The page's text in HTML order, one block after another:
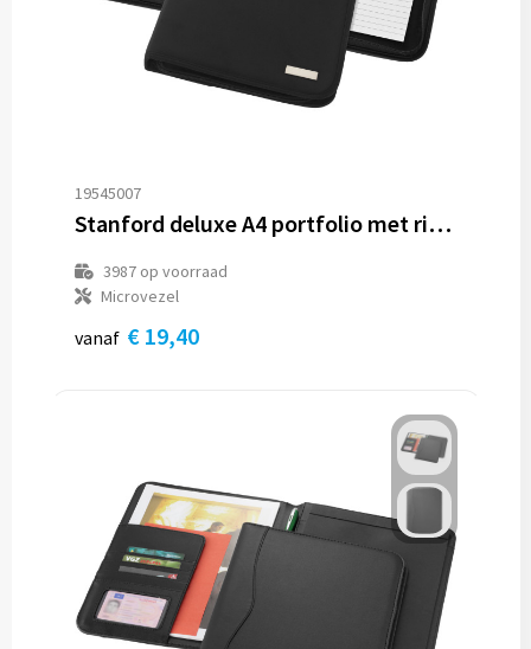
19545007
Stanford deluxe A4 portfolio met ritssluiting
3987op voorraad
Microvezel
vanaf € 19,40